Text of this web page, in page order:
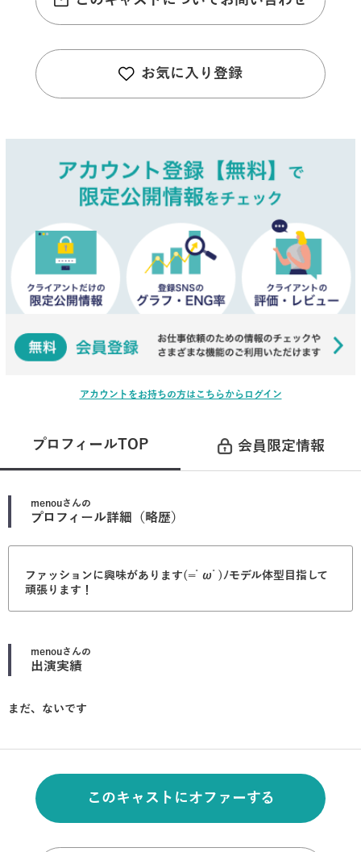
お気に入り登録
アカウントをお持ちの方はこちらからログイン
プロフィールTOP 会員限定情報
menouさんの
プロフィール詳細（略歴）
ファッションに興味があります(=ﾟωﾟ)ﾉモデル体型目指して
頑張ります！
menouさんの
出演実績
まだ、ないです
このキャストにオファーする